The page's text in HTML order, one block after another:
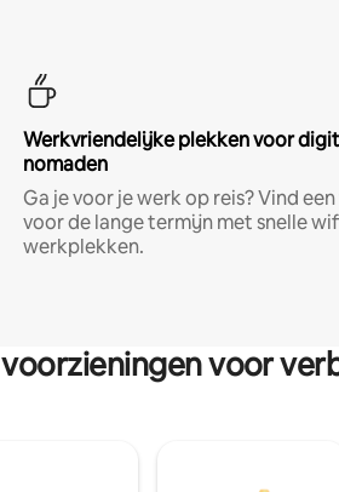
Werkvriendelijke plekken voor
nomaden
Ga je voor je werk op reis? Vind
voor de lange termijn met snelle
werkplekken.
voor